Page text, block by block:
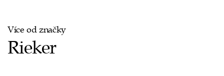
Více od značky
Rieker